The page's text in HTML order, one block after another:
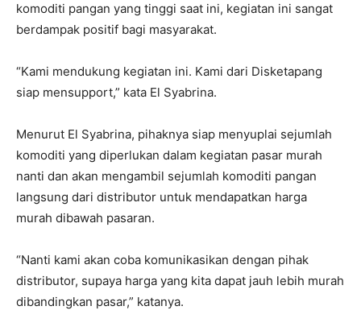
komoditi pangan yang tinggi saat ini, kegiatan ini sangat
berdampak positif bagi masyarakat.
“Kami mendukung kegiatan ini. Kami dari Disketapang
siap mensupport,” kata El Syabrina.
Menurut El Syabrina, pihaknya siap menyuplai sejumlah
komoditi yang diperlukan dalam kegiatan pasar murah
nanti dan akan mengambil sejumlah komoditi pangan
langsung dari distributor untuk mendapatkan harga
murah dibawah pasaran.
“Nanti kami akan coba komunikasikan dengan pihak
distributor, supaya harga yang kita dapat jauh lebih murah
dibandingkan pasar,” katanya.